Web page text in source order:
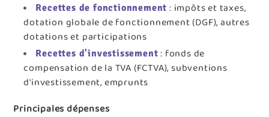
Recettes de fonctionnement : impôts et taxes,
dotation globale de fonctionnement (DGF), autres
dotations et participations
Recettes d'investissement : fonds de
compensation de la TVA (FCTVA), subventions
d'investissement, emprunts
Principales dépenses